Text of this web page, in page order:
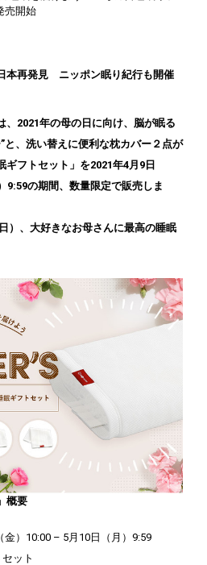
本再発見 ニッポン眠り紀行も開催
、2021年の母の日に向け、脳が眠る
と、洗い替えに便利な枕カバー２点が
フトセット」を2021年4月9日
9:59の期間、数量限定で販売しま
）、大好きなお母さんに最高の睡眠
概要
）10:00 – 5月10日（月）9:59
ット